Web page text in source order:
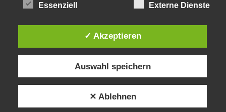
Essenziell Externe Dienste
✓ Akzeptieren
Auswahl speichern
✕ Ablehnen